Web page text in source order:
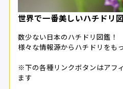
世界で一番美しいハチドリ
数少ない日本のハチドリ図鑑！
様々な情報源からハチドリをも
※下の各種リンクボタンはアフ
ます